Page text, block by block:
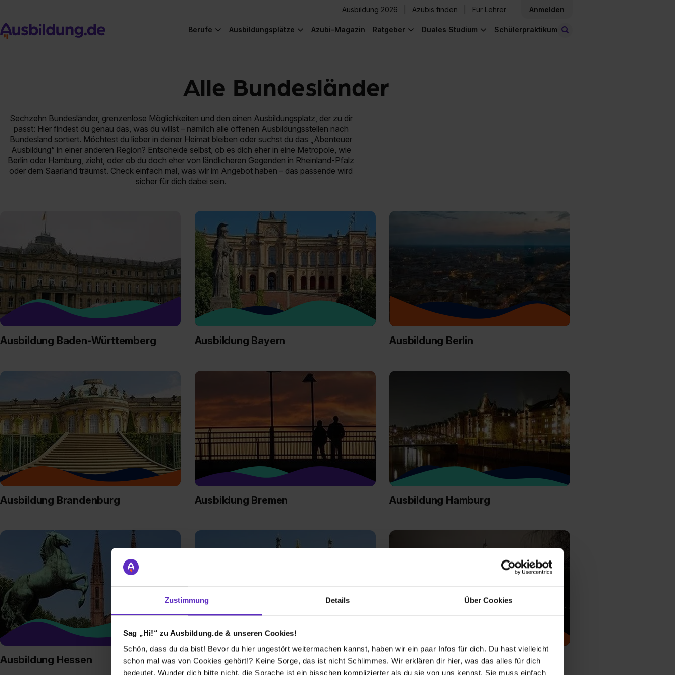
Zustimmung Details Über Cookies
Sag „Hi!“ zu Ausbildung.de & unseren Cookies!
Schön, dass du da bist! Bevor du hier ungestört weitermachen kannst, haben wir ein paar Infos für dich. Du hast vielleicht
schon mal was von Cookies gehört!? Keine Sorge, das ist nicht Schlimmes. Wir erklären dir hier, was das alles für dich
bedeutet. Wunder dich bitte nicht, die Sprache ist ein bisschen komplizierter als du sie von uns kennst. Sie muss einfach
Ausbildung 2026 Azubis finden Für Lehrer Anmelden
Berufe Ausbildungsplätze Azubi-Magazin Ratgeber Duales Studium Schülerpraktikum
Alle Bundesländer
Sechzehn Bundesländer, grenzenlose Möglichkeiten und den einen Ausbildungsplatz, der zu dir
passt: Hier findest du genau das, was du willst – nämlich alle offenen Ausbildungsstellen nach
Bundesland sortiert. Möchtest du lieber in deiner Heimat bleiben oder suchst du das „Abenteuer
Ausbildung“ in einer anderen Region? Entscheide selbst, ob es dich eher in eine Metropole, wie
Berlin oder Hamburg, zieht, oder ob du doch eher von ländlicheren Gegenden in Rheinland-Pfalz
oder dem Saarland träumst. Check einfach mal, was wir im Angebot haben – das passende wird
sicher für dich dabei sein.
Ausbildung Baden-Württemberg Ausbildung Bayern Ausbildung Berlin
Ausbildung Brandenburg Ausbildung Bremen Ausbildung Hamburg
Ausbildung Hessen
Ausbildung Mecklenburg-
Vorpommern
Ausbildung Niedersachsen